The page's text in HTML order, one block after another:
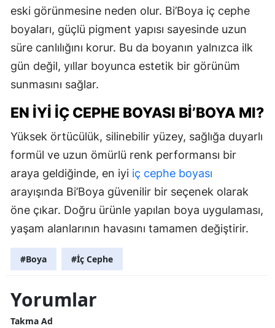
eski görünmesine neden olur. Bi’Boya iç cephe
boyaları, güçlü pigment yapısı sayesinde uzun
süre canlılığını korur. Bu da boyanın yalnızca ilk
gün değil, yıllar boyunca estetik bir görünüm
sunmasını sağlar.
EN İYI İÇ CEPHE BOYASI BI’BOYA MI?
Yüksek örtücülük, silinebilir yüzey, sağlığa duyarlı
formül ve uzun ömürlü renk performansı bir
araya geldiğinde, en iyi iç cephe boyası
arayışında Bi’Boya güvenilir bir seçenek olarak
öne çıkar. Doğru ürünle yapılan boya uygulaması,
yaşam alanlarının havasını tamamen değiştirir.
#Boya #İç Cephe
Yorumlar
Takma Ad